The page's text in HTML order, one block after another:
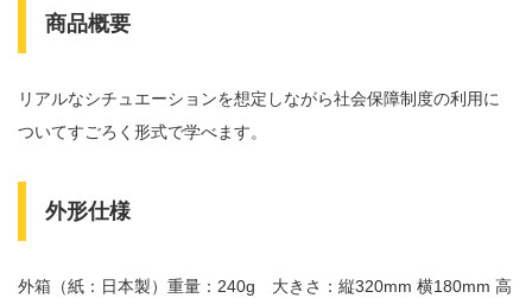
商品概要
リアルなシチュエーションを想定しながら社会保障制度の利用に
ついてすごろく形式で学べます。
外形仕様
外箱（紙：日本製）重量：240g 大きさ：縦320mm 横180mm 高